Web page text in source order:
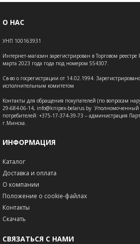
О НАС
УНП 100163931
Интернет-магазин зарегистрирован в Торговом реестре
марта 2023 года года под номером 554307.
Св-во о госрегистрации от 14.02.1994.
исполнительным комитетом
Контакты для обращения покупателей (по вопросам
29-684-06-14, info@knipex-belarus.by Уполномоченный
потребителей: +375-17-374-39-73 – администрация
г.Минска.
ИНФОРМАЦИЯ
Каталог
Доставка и оплата
О компании
Положение о cookie-файлах
Контакты
Скачать
СВЯЗАТЬСЯ С НАМИ